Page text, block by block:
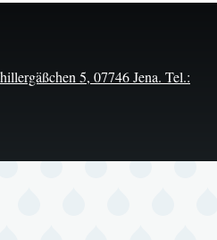
5, 07746 Jena. Tel.: